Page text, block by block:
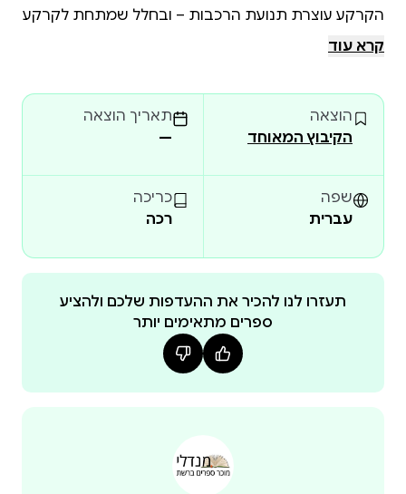
הקרקע עוצרת תנועת הרכבות – ובחלל שמתחת לקרקע
ניכרים עדיין סימני החפירה העתיקה בסלע. בלשון מדודה
את דמותה של חברה המגששת באפלה. שלל הסיפורים,
הדמויות ו
קרא עוד
הוצאה
הקיבוץ המאוחד
תאריך הוצאה
—
שפה
עברית
כריכה
רכה
תעזרו לנו להכיר את ההעדפות שלכם ולהציע
ספרים מתאימים יותר